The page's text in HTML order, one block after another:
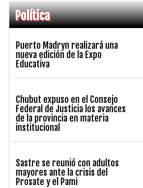
Política
Puerto Madryn realizará una
nueva edición de la Expo
Educativa
Chubut expuso en el Consejo
Federal de Justicia los avances
de la provincia en materia
institucional
Sastre se reunió con adultos
mayores ante la crisis del
Prosate y el Pami